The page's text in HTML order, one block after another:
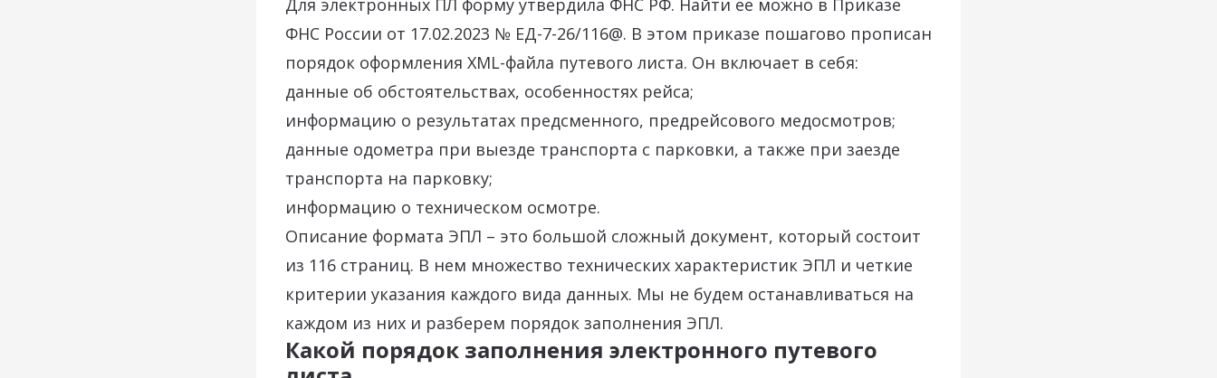
Для электронных ПЛ форму утвердила ФНС РФ. Найти ее можно в Приказе
ФНС России от 17.02.2023 № ЕД-7-26/116@. В этом приказе пошагово прописан
порядок оформления XML-файла путевого листа. Он включает в себя:
данные об обстоятельствах, особенностях рейса;
информацию о результатах предсменного, предрейсового медосмотров;
данные одометра при выезде транспорта с парковки, а также при заезде
транспорта на парковку;
информацию о техническом осмотре.
Описание формата ЭПЛ – это большой сложный документ, который состоит
из 116 страниц. В нем множество технических характеристик ЭПЛ и четкие
критерии указания каждого вида данных. Мы не будем останавливаться на
каждом из них и разберем порядок заполнения ЭПЛ.
Какой порядок заполнения электронного путевого